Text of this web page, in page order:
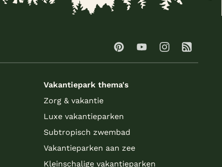
Vakantiepark thema's
Zorg & vakantie
Luxe vakantieparken
Subtropisch zwembad
Vakantieparken aan zee
Kleinschalige vakantieparken